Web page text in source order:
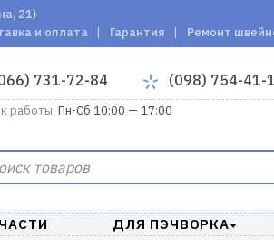
21)
и оплата Гарантия Ремонт
731-72-84 (098) 754-41-
работы: Пн-Сб 10:00 — 17:00
ДЛЯ ПЭЧВОРКА